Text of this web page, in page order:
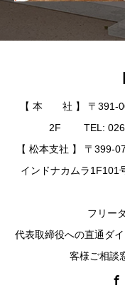
【 本 社 】 〒391-
2F TEL:
【 松本支社 】 〒399-
インドナカムラ
フリー
代表取締役への直通
客様ご相談